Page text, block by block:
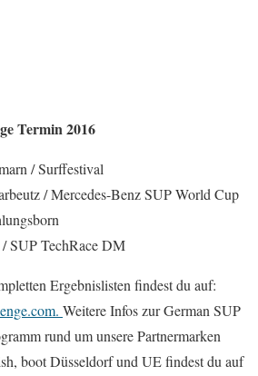
Termin 2016
/ Surffestival
/ Mercedes-Benz SUP World Cup
SUP TechRace DM
Ergebnislisten findest du auf:
Weitere Infos zur German SUP
rund um unsere Partnermarken
boot Düsseldorf und UE findest du auf